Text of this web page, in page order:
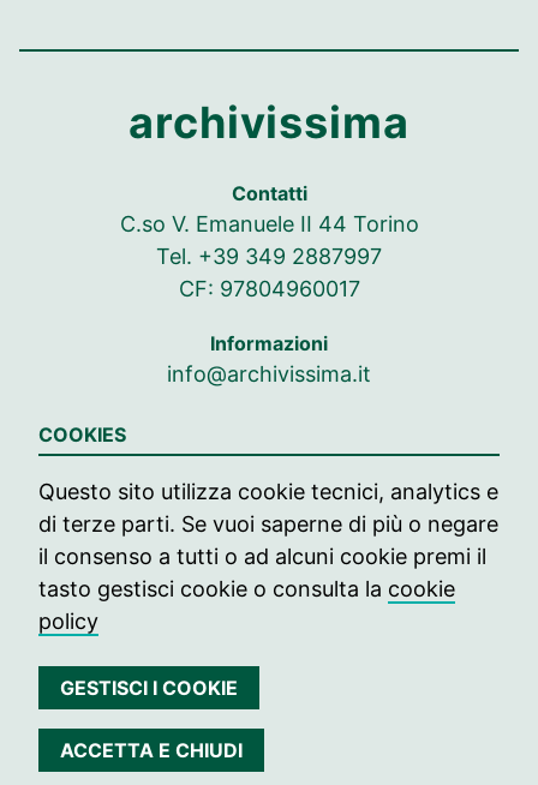
archivissima
Contatti
C.so V. Emanuele II 44 Torino
Tel. +39 349 2887997
CF: 97804960017
Informazioni
info@archivissima.it
Seguici su Facebook
Seguici su
Seguici su
© 2021 archivissima
Press
Edizione passate
Privacy
Cookie
COOKIES
Questo sito utilizza cookie tecnici, analytics e
di terze parti. Se vuoi saperne di più o negare
il consenso a tutti o ad alcuni cookie premi il
tasto gestisci cookie o consulta la cookie
policy
GESTISCI I COOKIE
ACCETTA E CHIUDI